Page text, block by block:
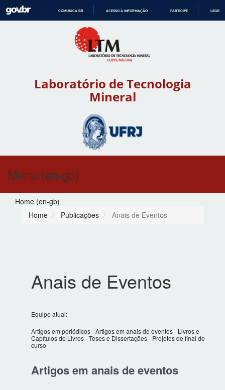
CONTEÚDO
COMUNICA BR ACESSO À INFORMAÇÃO PARTICIPE
Laboratório de Tecnologia
Mineral
Menu (en-gb)
Home (en-gb)
Home
Publicações Anais de Eventos
Anais de Eventos
Equipe atual:
Artigos em periódicos-Artigos em anais de eventos- Livros e
Capítulos de Livros-Teses e Dissertações- Projetos de final de
curso
Artigos em anais de eventos